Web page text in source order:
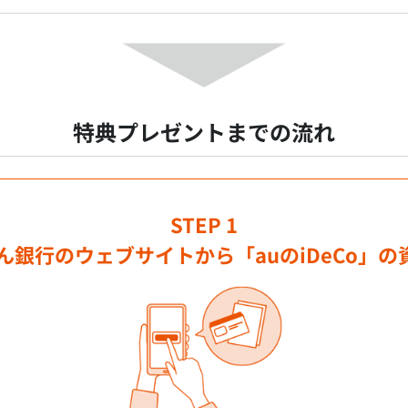
特典プレゼントまでの流れ
STEP 1
銀行のウェブサイトから「auのiDeCo」の